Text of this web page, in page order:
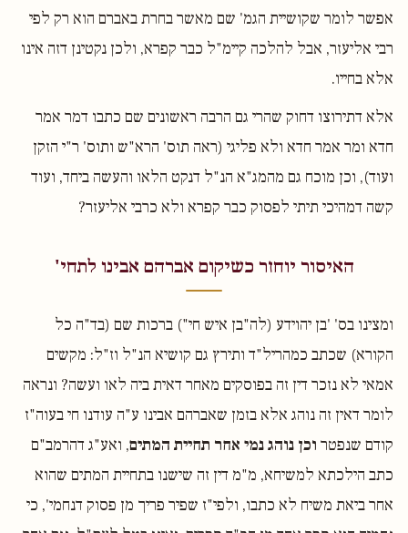
אפשר לומר שקושיית הגמ' שם מאשר בחרת באברם הוא רק לפי
רבי אליעזר, אבל להלכה קיימ"ל כבר קפרא, ולכן נקטינן דזה אינו
אלא בחייו.
אלא דתירוצו דחוק שהרי גם הרבה ראשונים שם כתבו דמר אמר
חדא ומר אמר חדא ולא פליגי (ראה תוס' הרא"ש ותוס' ר"י הזקן
ועוד), וכן מוכח גם מהמג"א הנ"ל דנקט הלאו והעשה ביחד, ועוד
קשה דמהיכי תיתי לפסוק כבר קפרא ולא כרבי אליעזר?
האיסור יוחזר כשיקום אברהם אבינו לתחי'
ומצינו בס' 'בן יהוידע (לה"בן איש חי") ברכות שם (בד"ה כל
הקורא) שכתב כמהריל"ד ותירץ גם קושיא הנ"ל וז"ל: מקשים
אמאי לא נזכר דין זה בפוסקים מאחר דאית ביה לאו ועשה? ונראה
לומר דאין זה נוהג אלא בזמן שאברהם אבינו ע"ה עודנו חי בעוה"ז
קודם שנפטר וכן נוהג נמי אחר תחיית המתים, ואע"ג דהרמב"ם
כתב הילכתא למשיחא, מ"מ דין זה שישנו בתחיית המתים שהוא
אחר ביאת משיח לא כתבו, ולפי"ז שפיר פריך מן פסוק דנחמי', כי